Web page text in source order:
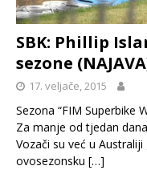
SBK: Phillip
sezone
17. veljače, 2015
Sezona “FIM Superbike
Za manje od tjedan
Vozači su već u
ovosezonsku […]